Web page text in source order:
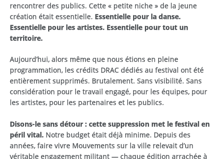
rencontrer des publics. Cette « petite niche » de la jeune
création était essentielle. Essentielle pour la danse.
Essentielle pour les artistes. Essentielle pour tout un
territoire.
Aujourd’hui, alors même que nous étions en pleine
programmation, les crédits DRAC dédiés au festival ont été
entièrement supprimés. Brutalement. Sans visibilité. Sans
considération pour le travail engagé, pour les équipes, pour
les artistes, pour les partenaires et les publics.
Disons-le sans détour : cette suppression met le festival en
péril vital. Notre budget était déjà minime. Depuis des
années, faire vivre Mouvements sur la ville relevait d’un
véritable engagement militant — chaque édition arrachée à